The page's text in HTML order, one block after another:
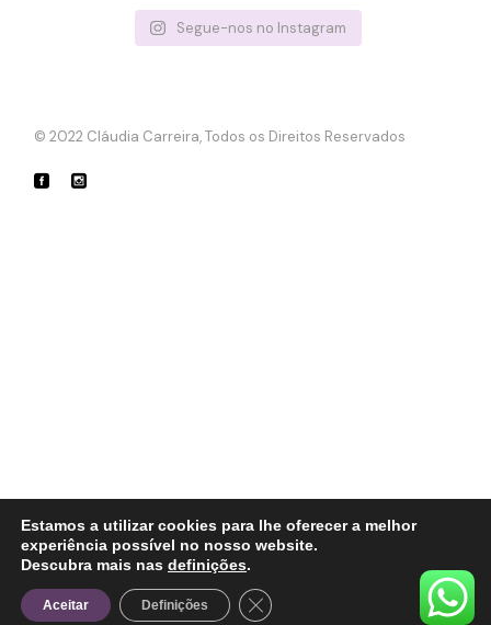
Segue-nos no Instagram
© 2022 Cláudia Carreira, Todos os Direitos Reservados
Estamos a utilizar cookies para lhe oferecer a melhor
experiência possível no nosso website.
Descubra mais nas definições.
Aceitar Definições Close GDPR Cookie Banner